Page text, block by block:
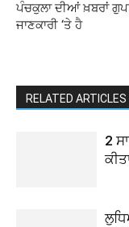
ਪੰਚਕੁਲਾ ਦੀਆਂ ਖ਼ਬਰਾਂ
ਜਾਣਕਾਰੀ ‘ਤੇ ਹੈ
RELATED ARTICLES
2